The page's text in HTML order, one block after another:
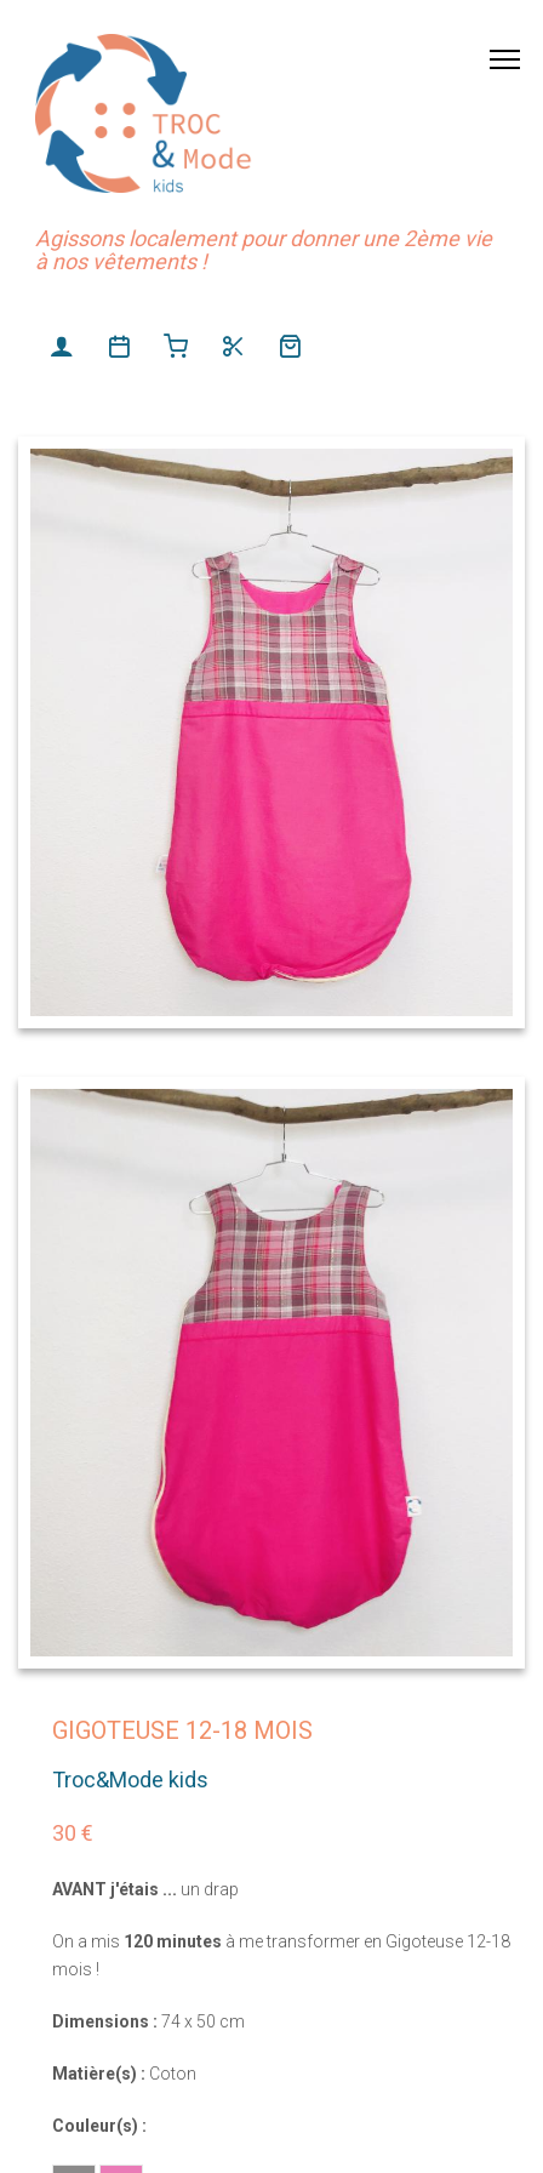
Agissons localement pour donner une 2ème vie
à nos vêtements !
GIGOTEUSE 12-18 MOIS
Troc&Mode kids
30 €
AVANT j'étais ... un drap
On a mis 120 minutes à me transformer en Gigoteuse 12-18
mois !
Dimensions : 74 x 50 cm
Matière(s) : Coton
Couleur(s) :